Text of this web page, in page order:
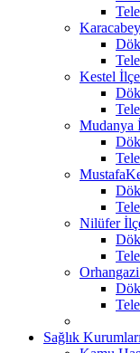
Kestel
Mudanya
Nilüfer
Sağlık Kurumları